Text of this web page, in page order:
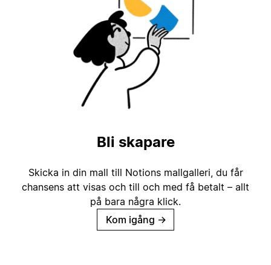
Bli skapare
Skicka in din mall till Notions mallgalleri, du får
chansens att visas och till och med få betalt – allt
på bara några klick.
Kom igång →